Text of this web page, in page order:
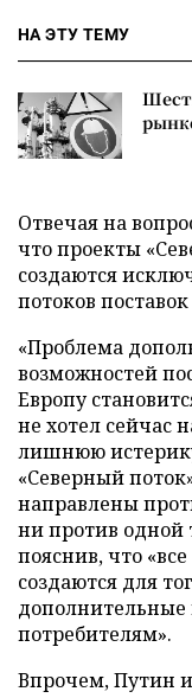
НА ЭТУ ТЕМУ
Отвечая на
что проекты
создаются
потоков
«Проблема
возможностей
Европу
не хотел сейчас
лишнюю
«Северный
направлены
ни против одной
пояснив, что
создаются для
дополнительные
потребителям».
Впрочем, Путин